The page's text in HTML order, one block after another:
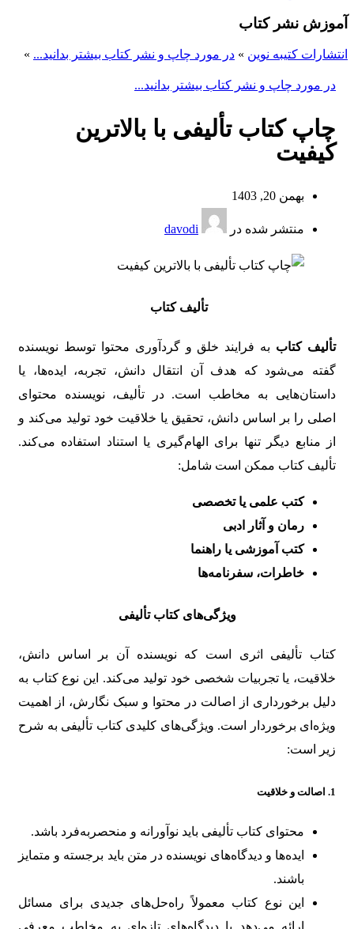
آموزش نشر کتاب
انتشارات کتیبه نوین » در مورد چاپ و نشر کتاب بیشتر بدانید... »
در مورد چاپ و نشر کتاب بیشتر بدانید...
چاپ کتاب تألیفی با بالاترین
کیفیت
بهمن 20, 1403
منتشر شده در davodi
تألیف کتاب
تألیف کتاب به فرایند خلق و گردآوری محتوا توسط نویسنده
گفته می‌شود که هدف آن انتقال دانش، تجربه، ایده‌ها، یا
داستان‌هایی به مخاطب است. در تألیف، نویسنده محتوای
اصلی را بر اساس دانش، تحقیق یا خلاقیت خود تولید می‌کند و
از منابع دیگر تنها برای الهام‌گیری یا استناد استفاده می‌کند.
تألیف کتاب ممکن است شامل:
کتب علمی یا تخصصی
رمان و آثار ادبی
کتب آموزشی یا راهنما
خاطرات، سفرنامه‌ها
ویژگی‌های کتاب تألیفی
کتاب تألیفی اثری است که نویسنده آن بر اساس دانش،
خلاقیت، یا تجربیات شخصی خود تولید می‌کند. این نوع کتاب به
دلیل برخورداری از اصالت در محتوا و سبک نگارش، از اهمیت
ویژه‌ای برخوردار است. ویژگی‌های کلیدی کتاب تألیفی به شرح
زیر است:
1. اصالت و خلاقیت
محتوای کتاب تألیفی باید نوآورانه و منحصربه‌فرد باشد.
ایده‌ها و دیدگاه‌های نویسنده در متن باید برجسته و متمایز
باشند.
این نوع کتاب معمولاً راه‌حل‌های جدیدی برای مسائل
ارائه می‌دهد یا دیدگاه‌های تازه‌ای به مخاطب معرفی